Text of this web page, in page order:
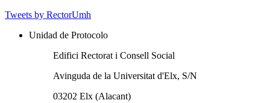
Tweets by RectorUmh
Unidad de Protocolo
Edifici Rectorat i Consell Social
Avinguda de la Universitat d'Elx, S/N
03202 Elx (Alacant)